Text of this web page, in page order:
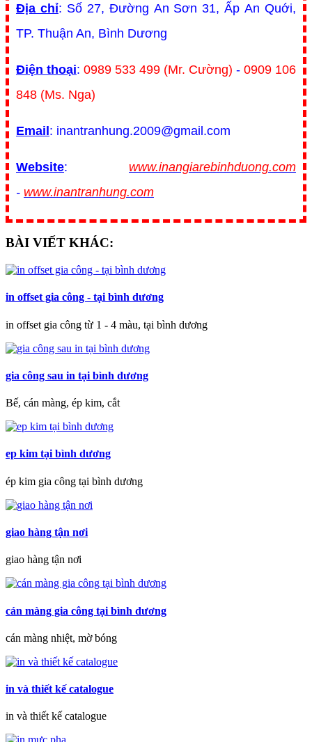
Địa chỉ: Số 27, Đường An Sơn 31, Ấp An Quới,
TP. Thuận An, Bình Dương
Điện thoại: 0989 533 499 (Mr. Cường) - 0909 106
848 (Ms. Nga)
Email: inantranhung.2009@gmail.com
Website: www.inangiarebinhduong.com
- www.inantranhung.com
BÀI VIẾT KHÁC:
in offset gia công - tại bình dương
in offset gia công từ 1 - 4 màu, tại bình dương
gia công sau in tại bình dương
Bế, cán màng, ép kim, cắt
ep kim tại bình dương
ép kim gia công tại bình dương
giao hàng tận nơi
giao hàng tận nơi
cán màng gia công tại bình dương
cán màng nhiệt, mờ bóng
in và thiết kế catalogue
in và thiết kế catalogue